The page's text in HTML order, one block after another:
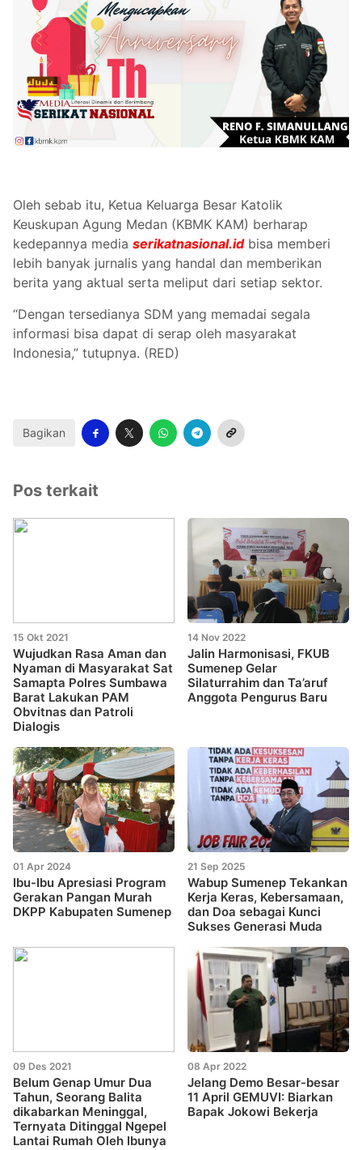
Oleh sebab itu, Ketua Keluarga Besar Katolik
Keuskupan Agung Medan (KBMK KAM) berharap
kedepannya media serikatnasional.idbisa memberi
lebih banyak jurnalis yang handal dan memberikan
berita yang aktual serta meliput dari setiap sektor.
“Dengan tersedianya SDM yang memadai segala
informasi bisa dapat di serap oleh masyarakat
Indonesia,” tutupnya. (RED)
Bagikan
Pos terkait
15 Okt 2021
Wujudkan Rasa Aman dan
Nyaman di Masyarakat Sat
Samapta Polres Sumbawa
Barat Lakukan PAM
Obvitnas dan Patroli
Dialogis
14 Nov 2022
Jalin Harmonisasi, FKUB
Sumenep Gelar
Silaturrahim dan Ta’aruf
Anggota Pengurus Baru
01 Apr 2024
Ibu-Ibu Apresiasi Program
Gerakan Pangan Murah
DKPP Kabupaten Sumenep
21 Sep 2025
Wabup Sumenep Tekankan
Kerja Keras, Kebersamaan,
dan Doa sebagai Kunci
Sukses Generasi Muda
09 Des 2021
Belum Genap Umur Dua
Tahun, Seorang Balita
dikabarkan Meninggal,
Ternyata Ditinggal Ngepel
Lantai Rumah Oleh Ibunya
08 Apr 2022
Jelang Demo Besar-besar
11 April GEMUVI: Biarkan
Bapak Jokowi Bekerja